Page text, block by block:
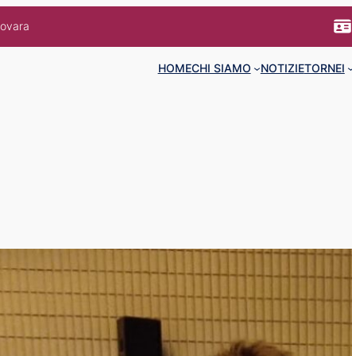
HOMECHI SIAMO NOTIZIETORNEI